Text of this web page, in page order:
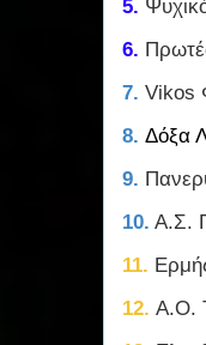
5.
6.
7. Vikos
8. Δόξα
9.
10. Α.Σ.
11.
12. Α.Ο.